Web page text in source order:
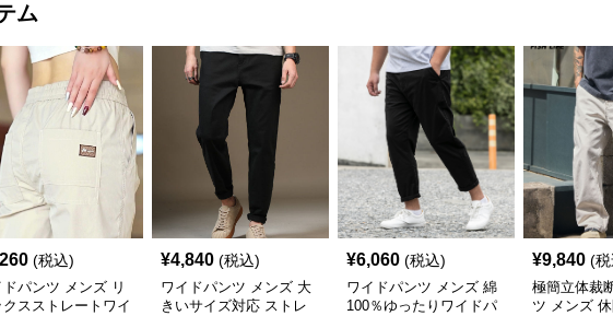
ム
(税込)
ドパンツ メンズ リ
クスストレートワイ
¥4,840 (税込)
ワイドパンツ メンズ 大
きいサイズ対応 ストレ
¥6,060 (税込)
ワイドパンツ メンズ 綿
100％ゆったりワイドパ
¥9,840 (
極簡立体裁
ツ メンズ 休